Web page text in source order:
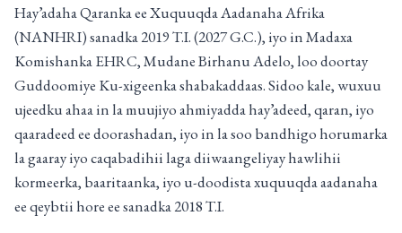
Hay’adaha Qaranka ee Xuquuqda Aadanaha Afrika
(NANHRI) sanadka 2019 T.I. (2027 G.C.), iyo in Madaxa
Komishanka EHRC, Mudane Birhanu Adelo, loo doortay
Guddoomiye Ku-xigeenka shabakaddaas. Sidoo kale, wuxuu
ujeedku ahaa in la muujiyo ahmiyadda hay’adeed, qaran, iyo
qaaradeed ee doorashadan, iyo in la soo bandhigo horumarka
la gaaray iyo caqabadihii laga diiwaangeliyay hawlihii
kormeerka, baaritaanka, iyo u-doodista xuquuqda aadanaha
ee qeybtii hore ee sanadka 2018 T.I.